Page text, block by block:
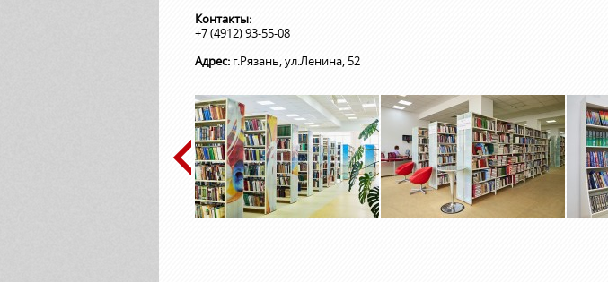
Контакты:
+7 (4912) 93-55-08
Адрес: г.Рязань, ул.Ленина, 52